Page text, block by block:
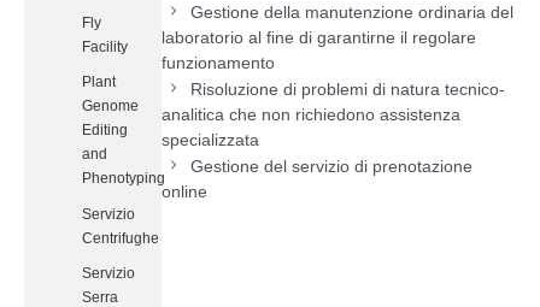
Fly
Facility
Plant
Genome
Editing
and
Phenotyping
Servizio
Centrifughe
Servizio
Serra
Gestione della manutenzione ordinaria del
laboratorio al fine di garantirne il regolare
funzionamento
Risoluzione di problemi di natura tecnico-
analitica che non richiedono assistenza
specializzata
Gestione del servizio di prenotazione
online